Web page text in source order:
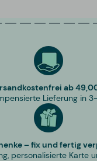
ab
Lieferung in
– fix und fertig
personalisierte Karte